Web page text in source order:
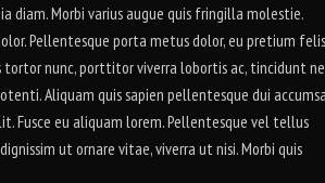
diam. Morbi varius augue quis fringilla molestie.
Pellentesque porta metus dolor, eu pretium felis
tortor nunc, porttitor viverra lobortis ac, tincidunt
Aliquam quis sapien pellentesque dui
Fusce eu aliquam lorem. Pellentesque vel tellus
ut ornare vitae, viverra ut nisi. Morbi quis